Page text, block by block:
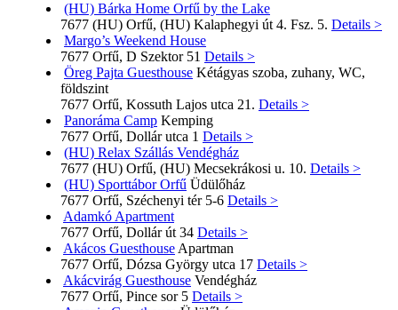
(HU) Bárka Home Orfű by the Lake
7677 (HU) Orfű, (HU) Kalaphegyi út 4. Fsz. 5. Details >
Margo’s Weekend House
7677 Orfű, D Szektor 51 Details >
Öreg Pajta Guesthouse Kétágyas szoba, zuhany, WC,
földszint
7677 Orfű, Kossuth Lajos utca 21. Details >
Panoráma Camp Kemping
7677 Orfű, Dollár utca 1 Details >
(HU) Relax Szállás Vendégház
7677 (HU) Orfű, (HU) Mecsekrákosi u. 10. Details >
(HU) Sporttábor Orfű Üdülőház
7677 Orfű, Széchenyi tér 5-6 Details >
Adamkó Apartment
7677 Orfű, Dollár út 34 Details >
Akácos Guesthouse Apartman
7677 Orfű, Dózsa György utca 17 Details >
Akácvirág Guesthouse Vendégház
7677 Orfű, Pince sor 5 Details >